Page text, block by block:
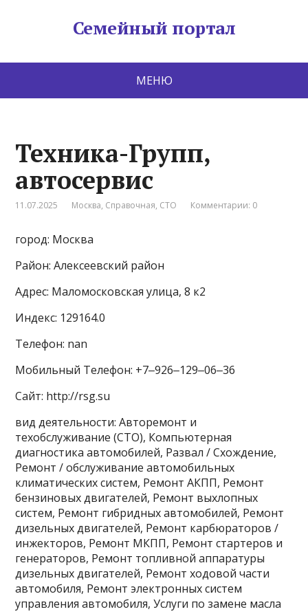
Семейный портал
МЕНЮ
Техника-Групп,
автосервис
11.07.2025 Москва, Справочная, СТО Комментарии: 0
город: Москва
Район: Алексеевский район
Адрес: Маломосковская улица, 8 к2
Индекс: 129164.0
Телефон: nan
Мобильный Телефон: +7‒926‒129‒06‒36
Сайт: http://rsg.su
вид деятельности: Авторемонт и
техобслуживание (СТО), Компьютерная
диагностика автомобилей, Развал / Схождение,
Ремонт / обслуживание автомобильных
климатических систем, Ремонт АКПП, Ремонт
бензиновых двигателей, Ремонт выхлопных
систем, Ремонт гибридных автомобилей, Ремонт
дизельных двигателей, Ремонт карбюраторов /
инжекторов, Ремонт МКПП, Ремонт стартеров и
генераторов, Ремонт топливной аппаратуры
дизельных двигателей, Ремонт ходовой части
автомобиля, Ремонт электронных систем
управления автомобиля, Услуги по замене масла